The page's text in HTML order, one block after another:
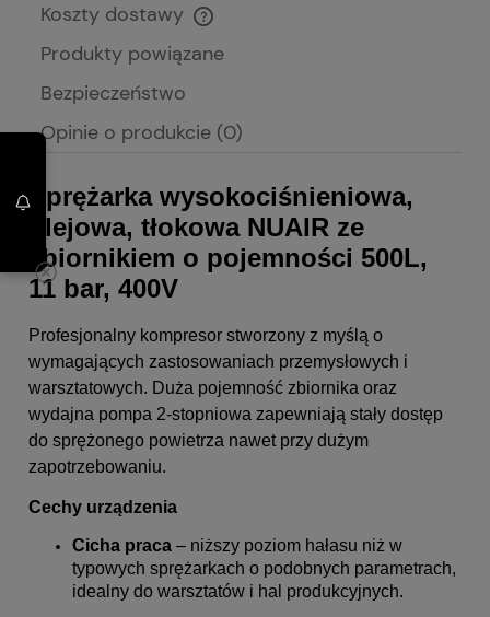
Koszty dostawy
Cena nie zawiera ewentualnych kosztów płatności
Produkty powiązane
Bezpieczeństwo
Opinie o produkcie (0)
Sprężarka wysokociśnieniowa,
olejowa, tłokowa NUAIR ze
zbiornikiem o pojemności 500L,
11 bar, 400V
Profesjonalny kompresor stworzony z myślą o
wymagających zastosowaniach przemysłowych i
warsztatowych. Duża pojemność zbiornika oraz
wydajna pompa 2-stopniowa zapewniają stały dostęp
do sprężonego powietrza nawet przy dużym
zapotrzebowaniu.
Cechy urządzenia
Cicha praca – niższy poziom hałasu niż w
typowych sprężarkach o podobnych parametrach,
idealny do warsztatów i hal produkcyjnych.